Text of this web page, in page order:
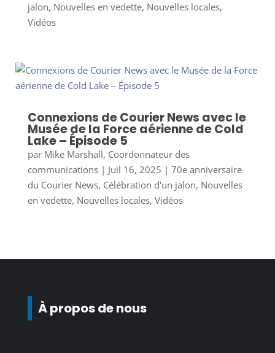
jalon, Nouvelles en vedette, Nouvelles locales,
Vidéos
Connexions de Courier News avec le
Musée de la Force aérienne de Cold
Lake – Épisode 5
par Mike Marshall, Coordonnateur des
communications| Juil 16, 2025 | 70e anniversaire
du Courier News, Célébration d'un jalon, Nouvelles
en vedette, Nouvelles locales, Vidéos
À propos de nous